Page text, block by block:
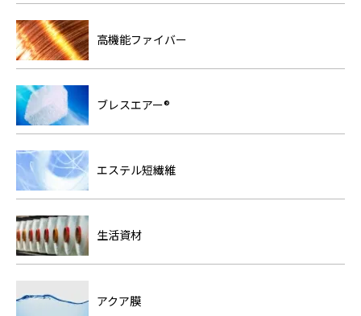
高機能ファイバー
ブレスエアー®
エステル短繊維
生活資材
アクア膜